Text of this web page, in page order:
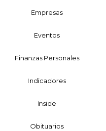
Empresas
Eventos
Finanzas Personales
Indicadores
Inside
Obituarios